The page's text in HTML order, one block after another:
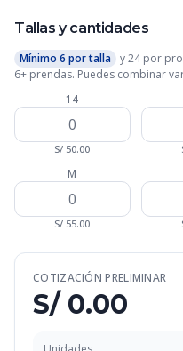
Tallas y cantidades
Mínimo 6 por talla y24por
6+ prendas. Puedes combinar
14
S/ 50.00
M
S/ 55.00
COTIZACIÓN PRELIMINAR
S/ 0.00